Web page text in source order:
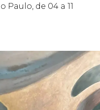
Paulo, de 04 a 11